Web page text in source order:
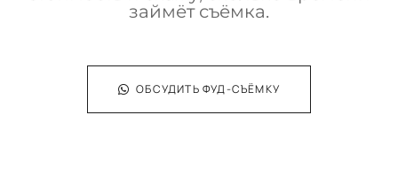
займёт съёмка.
ОБСУДИТЬ ФУД-СЪЁМКУ